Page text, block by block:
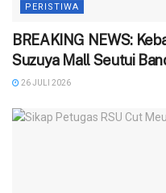
PERISTIWA
BREAKING NEWS:
Suzuya Mall Seutui
26 JULI 2026